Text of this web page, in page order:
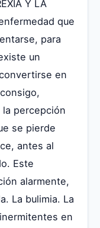
Y LA
que
para
un
en
percepción
se pierde
antes al
Este
alarmente,
La bulimia. La
en